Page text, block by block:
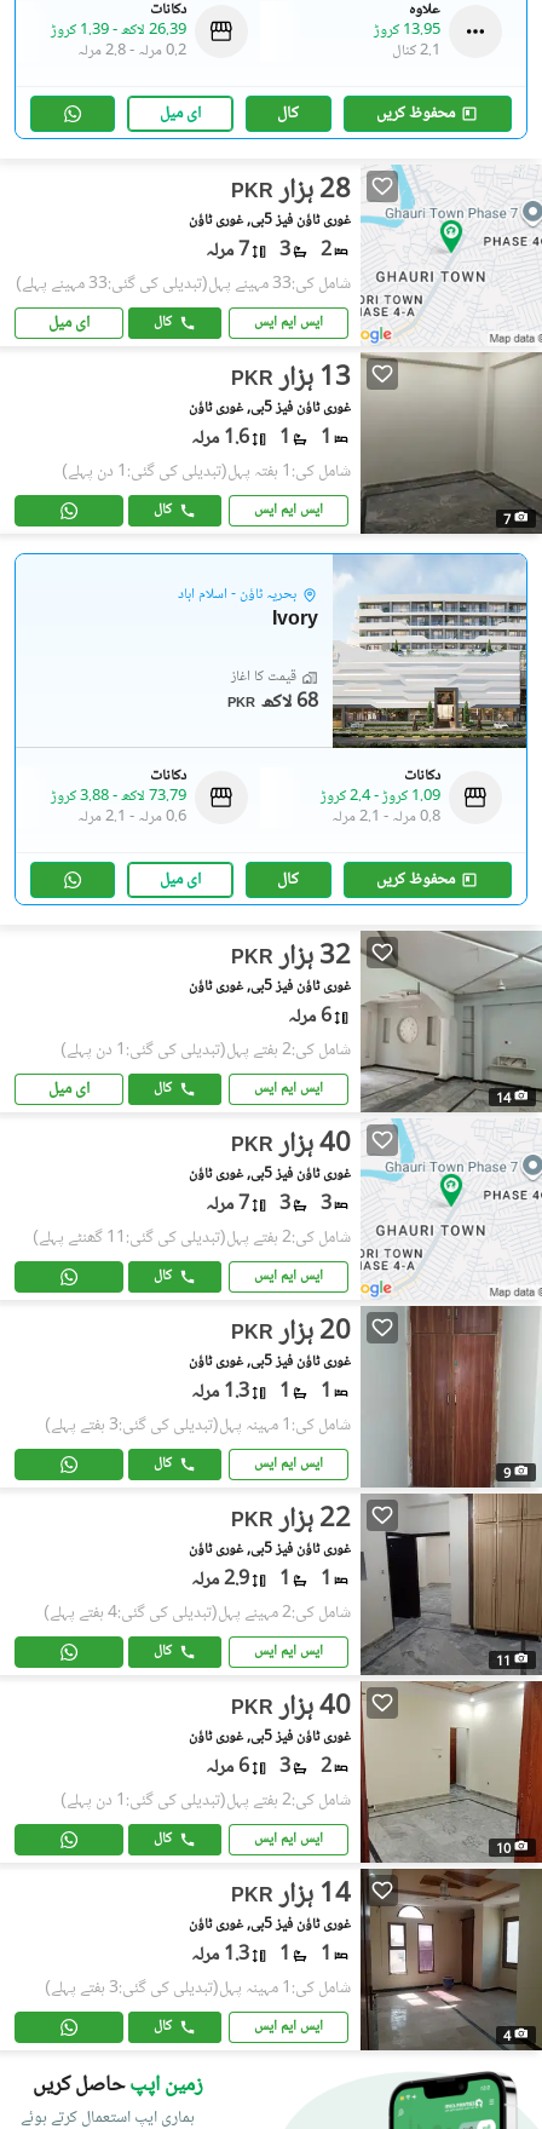
علاوہ
13.95 کروڑ
2.1 کنال
دکانات
26.39 لاکھ
-1.39 کروڑ
0.2 مرلہ
-2.8 مرلہ
محفوظ کریں کال ای میل
PKR 28 ہزار
غوری ٹاؤن فیز 5بی, غوری ٹاؤن
2
3 7 مرلہ
شامل کی:33 مہینے پہل (تبدیلی کی گئی:33 مہینے پہلے)
ایس ایم ایس کال ای میل
7
PKR 13 ہزار
غوری ٹاؤن فیز 5بی, غوری ٹاؤن
1
1 1.6 مرلہ
شامل کی:1 ہفتہ پہل (تبدیلی کی گئی:1 دن پہلے)
ایس ایم ایس کال
بحریہ ٹاؤن - اسلام آباد
Ivory
قیمت کا آغاز
PKR 68 لاکھ
دکانات
1.09 کروڑ
-2.4 کروڑ
0.8 مرلہ
- 2.1 مرلہ
دکانات
73.79 لاکھ
-3.88 کروڑ
0.6 مرلہ
- 2.1 مرلہ
محفوظ کریں کال ای میل
14
PKR 32 ہزار
غوری ٹاؤن فیز 5بی, غوری ٹاؤن
6 مرلہ
شامل کی:2 ہفتے پہل (تبدیلی کی گئی:1 دن پہلے)
ایس ایم ایس کال ای میل
PKR 40 ہزار
غوری ٹاؤن فیز 5بی, غوری ٹاؤن
3
3 7 مرلہ
شامل کی:2 ہفتے پہل (تبدیلی کی گئی:11 گھنٹے پہلے)
ایس ایم ایس کال
9
PKR 20 ہزار
غوری ٹاؤن فیز 5بی, غوری ٹاؤن
1
1 1.3 مرلہ
شامل کی:1 مہینہ پہل (تبدیلی کی گئی:3 ہفتے پہلے)
ایس ایم ایس کال
11
PKR 22 ہزار
غوری ٹاؤن فیز 5بی, غوری ٹاؤن
1
1 2.9 مرلہ
شامل کی:2 مہینے پہل (تبدیلی کی گئی:4 ہفتے پہلے)
ایس ایم ایس کال
10
PKR 40 ہزار
غوری ٹاؤن فیز 5بی, غوری ٹاؤن
2
3 6 مرلہ
شامل کی:2 ہفتے پہل (تبدیلی کی گئی:1 دن پہلے)
ایس ایم ایس کال
4
PKR 14 ہزار
غوری ٹاؤن فیز 5بی, غوری ٹاؤن
1
1 1.3 مرلہ
شامل کی:1 مہینہ پہل (تبدیلی کی گئی:3 ہفتے پہلے)
ایس ایم ایس کال
زمین اپپحاصل کریں
ہماری ایپ استعمال کرتے ہوئے